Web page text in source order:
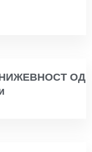
ОД